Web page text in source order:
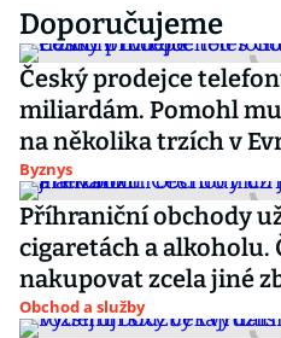
Doporučujeme
Český prodejce
miliardám. Pomohl
na několika trzích v
Byznys
Příhraniční obchody
cigaretách a alkoholu.
nakupovat zcela jiné
Obchod a služby